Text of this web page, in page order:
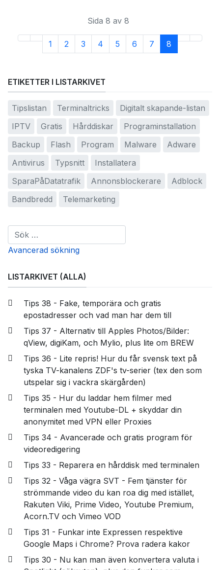
Sida 8 av 8
1 2 3 4 5 6 7 8
ETIKETTER I LISTARKIVET
Tipslistan Terminaltricks
Digitalt skapande-listan
IPTV
Gratis Hårddiskar
Programinstallation
Backup
Flash Program Malware
Adware
Antivirus
Typsnitt
Installatera
SparaPåDatatrafik
Annonsblockerare
Adblock
Bandbredd
Telemarketing
Sök i listarkivet
Avancerad sökning
LISTARKIVET (ALLA)
Tips 38 - Fake, temporära och gratis
epostadresser och vad man har dem till
Tips 37 - Alternativ till Apples Photos/Bilder:
qView, digiKam, och Mylio, plus lite om BREW
Tips 36 - Lite repris! Hur du får svensk text på
tyska TV-kanalens ZDF's tv-serier (tex den som
utspelar sig i vackra skärgården)
Tips 35 - Hur du laddar hem filmer med
terminalen med Youtube-DL + skyddar din
anonymitet med VPN eller Proxies
Tips 34 - Avancerade och gratis program för
videoredigering
Tips 33 - Reparera en hårddisk med terminalen
Tips 32 - Våga vägra SVT - Fem tjänster för
strömmande video du kan roa dig med istället,
Rakuten Viki, Prime Video, Youtube Premium,
Acorn.TV och Vimeo VOD
Tips 31 - Funkar inte Expressen respektive
Google Maps i Chrome? Prova radera kakor
Tips 30 - Nu kan man även konvertera valuta i